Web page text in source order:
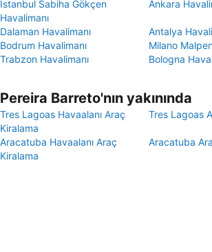
İstanbul Sabiha Gökçen
Havalimanı
Ankara
Dalaman Havalimanı
Antalya
Bodrum Havalimanı
Milano
Trabzon Havalimanı
Bologna
Pereira Barreto'nın yakınında
Tres Lagoas Havaalanı Araç
Kiralama
Tres Lagoas
Aracatuba Havaalanı Araç
Kiralama
Aracatuba